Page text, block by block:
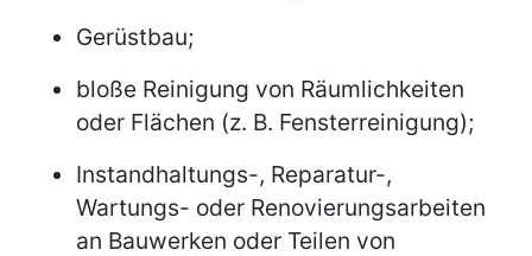
Gerüstbau;
bloße Reinigung von Räumlichkeiten
oder Flächen (z. B. Fensterreinigung);
Instandhaltungs-, Reparatur-,
Wartungs- oder Renovierungsarbeiten
an Bauwerken oder Teilen von